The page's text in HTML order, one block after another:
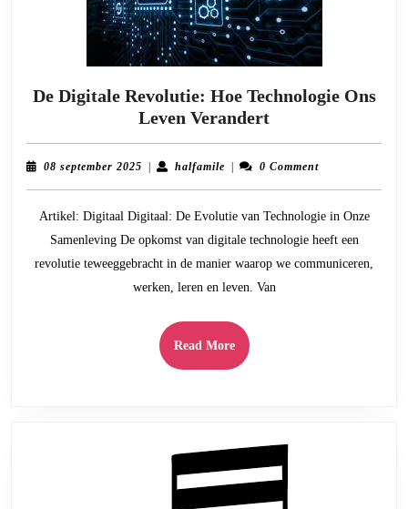
De Digitale Revolutie: Hoe Technologie Ons
Leven VerandertDe
Digitale
Revolutie:
Ons
Leven
Verandert
08 september 2025 08| halfamilehalfamile
| 0 Comment
Artikel: Digitaal Digitaal: De Evolutie van Technologie in Onze
Samenleving De opkomst van digitale technologie heeft een
revolutie teweeggebracht in de manier waarop we communiceren,
werken, leren en leven. Van
Read MoreRead
More